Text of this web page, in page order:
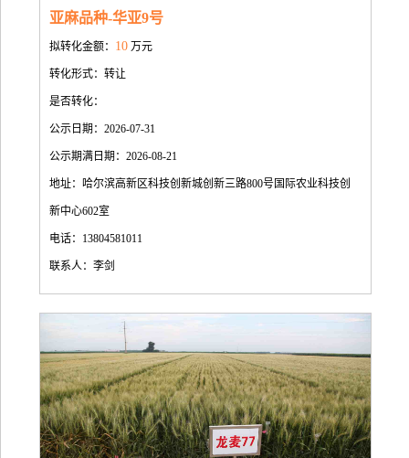
亚麻品种-华亚9号
拟转化金额： 10 万元
转化形式：转让
是否转化：
公示日期：2026-07-31
公示期满日期：2026-08-21
地址：哈尔滨高新区科技创新城创新三路800号国际农业科技创
新中心602室
电话：13804581011
联系人：李剑